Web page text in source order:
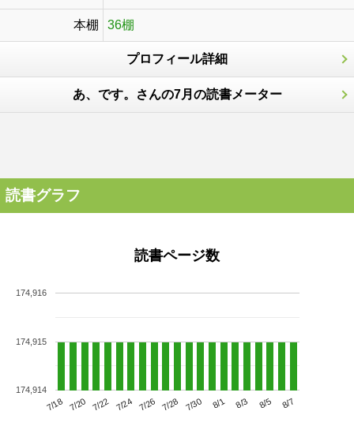
本棚 36棚
プロフィール詳細
あ、です。さんの7月の読書メーター
読書グラフ
読書ページ数
7/18 7/20 7/22 7/24 7/26 7/28 7/30 8/1 8/3 8/5 8/7
174,914
174,915
174,916